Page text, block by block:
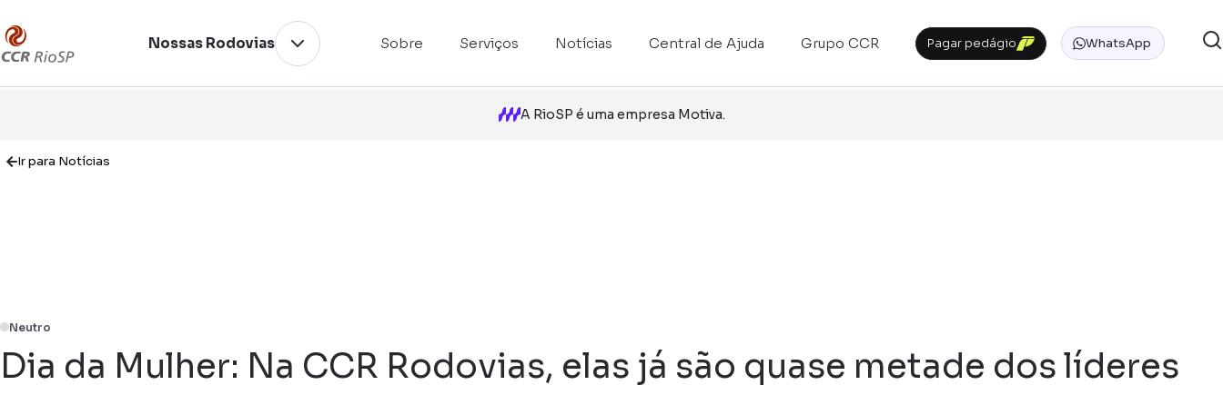
Nossas Rodovias Sobre Serviços Notícias Central de Ajuda Grupo CCR Pagar pedágio WhatsApp
A RioSP é uma empresa Motiva.
Ir para Notícias
Neutro
Dia da Mulher: Na CCR Rodovias, elas já são quase metade dos líderes